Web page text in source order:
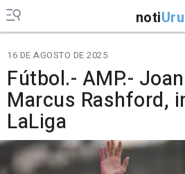
noti
16 DE AGOSTO DE 2025
Fútbol.- AMP.-
Marcus Rashford,
LaLiga